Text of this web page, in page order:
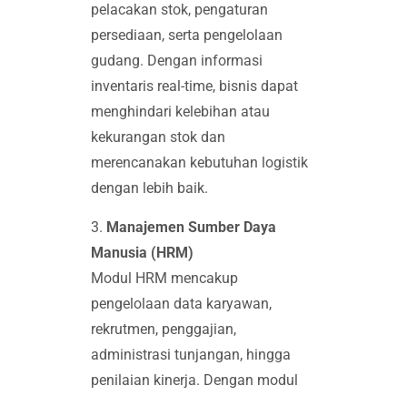
pelacakan stok, pengaturan
persediaan, serta pengelolaan
gudang. Dengan informasi
inventaris real-time, bisnis dapat
menghindari kelebihan atau
kekurangan stok dan
merencanakan kebutuhan logistik
dengan lebih baik.
3. Manajemen Sumber Daya
Manusia (HRM)
Modul HRM mencakup
pengelolaan data karyawan,
rekrutmen, penggajian,
administrasi tunjangan, hingga
penilaian kinerja. Dengan modul